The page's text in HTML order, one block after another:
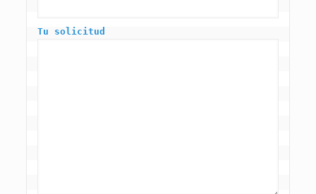
Tu solicitud